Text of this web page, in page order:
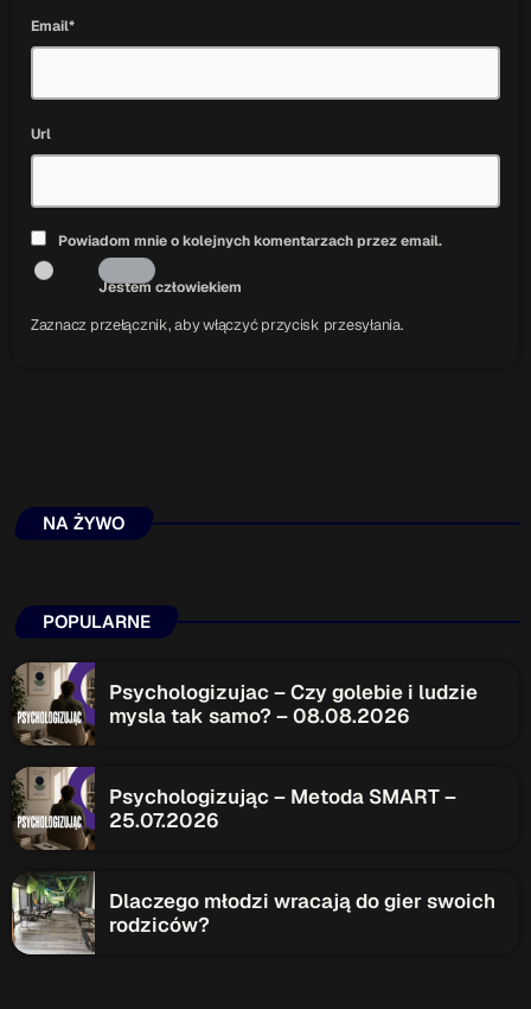
Email*
Url
Powiadom mnie o kolejnych komentarzach przez email.
Jestem człowiekiem
Zaznacz przełącznik, aby włączyć przycisk przesyłania.
NA ŻYWO
POPULARNE
Psychologizujac – Czy golebie i ludzie
mysla tak samo? – 08.08.2026
Psychologizując – Metoda SMART –
25.07.2026
Dlaczego młodzi wracają do gier swoich
rodziców?